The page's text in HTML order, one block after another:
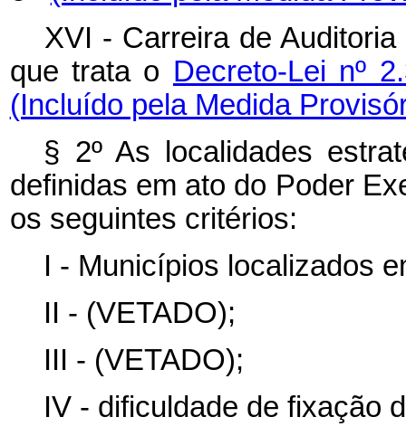
XVI - Carreira de
que trata o Decreto-Lei nº
(Incluído pela Medida
§ 2º As localidades
definidas em ato do Poder
os seguintes critérios:
I - Municípios localizados
II - (VETADO);
III - (VETADO);
IV - dificuldade de fixação